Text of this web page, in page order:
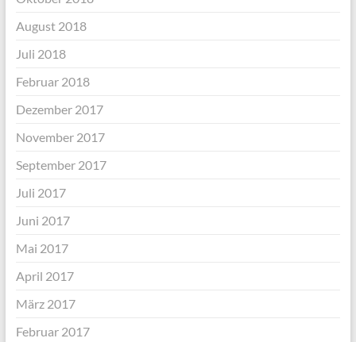
August 2018
Juli 2018
Februar 2018
Dezember 2017
November 2017
September 2017
Juli 2017
Juni 2017
Mai 2017
April 2017
März 2017
Februar 2017